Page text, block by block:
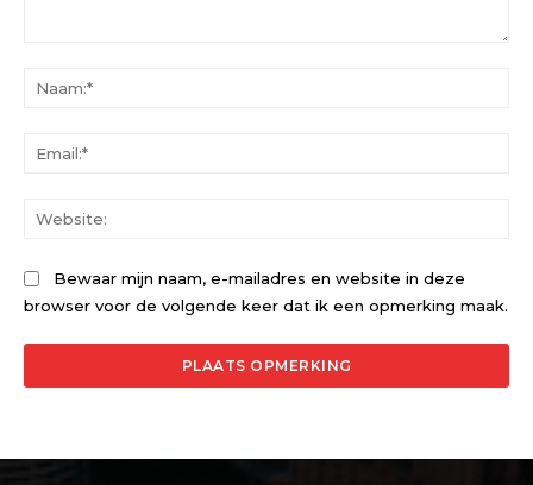
Bewaar mijn naam, e-mailadres en website in deze
browser voor de volgende keer dat ik een opmerking maak.